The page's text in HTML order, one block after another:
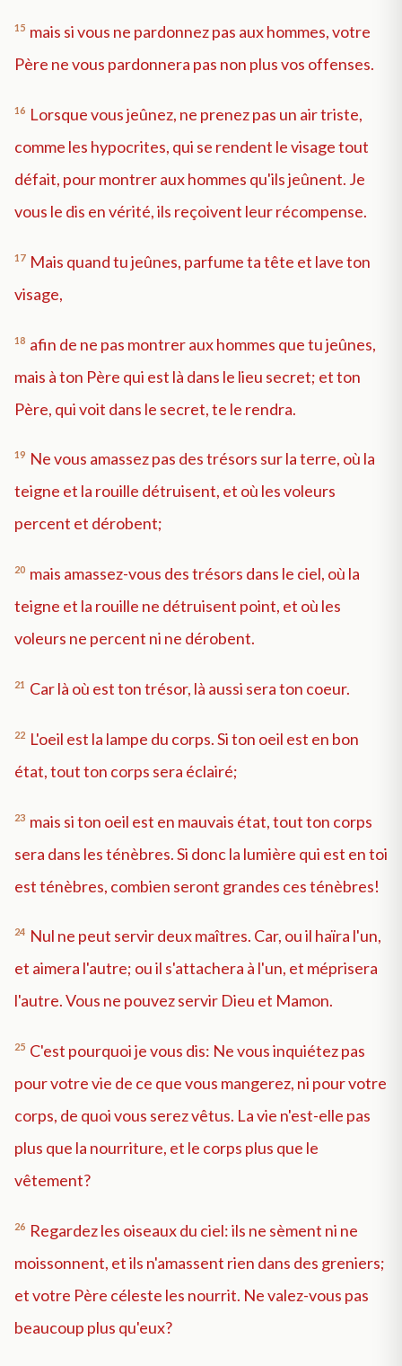
15 mais si vous ne pardonnez pas aux hommes, votre
Père ne vous pardonnera pas non plus vos offenses.
16 Lorsque vous jeûnez, ne prenez pas un air triste,
comme les hypocrites, qui se rendent le visage tout
défait, pour montrer aux hommes qu'ils jeûnent. Je
vous le dis en vérité, ils reçoivent leur récompense.
17 Mais quand tu jeûnes, parfume ta tête et lave ton
visage,
18 afin de ne pas montrer aux hommes que tu jeûnes,
mais à ton Père qui est là dans le lieu secret; et ton
Père, qui voit dans le secret, te le rendra.
19 Ne vous amassez pas des trésors sur la terre, où la
teigne et la rouille détruisent, et où les voleurs
percent et dérobent;
20 mais amassez-vous des trésors dans le ciel, où la
teigne et la rouille ne détruisent point, et où les
voleurs ne percent ni ne dérobent.
21 Car là où est ton trésor, là aussi sera ton coeur.
22 L'oeil est la lampe du corps. Si ton oeil est en bon
état, tout ton corps sera éclairé;
23 mais si ton oeil est en mauvais état, tout ton corps
sera dans les ténèbres. Si donc la lumière qui est en toi
est ténèbres, combien seront grandes ces ténèbres!
24 Nul ne peut servir deux maîtres. Car, ou il haïra l'un,
et aimera l'autre; ou il s'attachera à l'un, et méprisera
l'autre. Vous ne pouvez servir Dieu et Mamon.
25 C'est pourquoi je vous dis: Ne vous inquiétez pas
pour votre vie de ce que vous mangerez, ni pour votre
corps, de quoi vous serez vêtus. La vie n'est-elle pas
plus que la nourriture, et le corps plus que le
vêtement?
26 Regardez les oiseaux du ciel: ils ne sèment ni ne
moissonnent, et ils n'amassent rien dans des greniers;
et votre Père céleste les nourrit. Ne valez-vous pas
beaucoup plus qu'eux?